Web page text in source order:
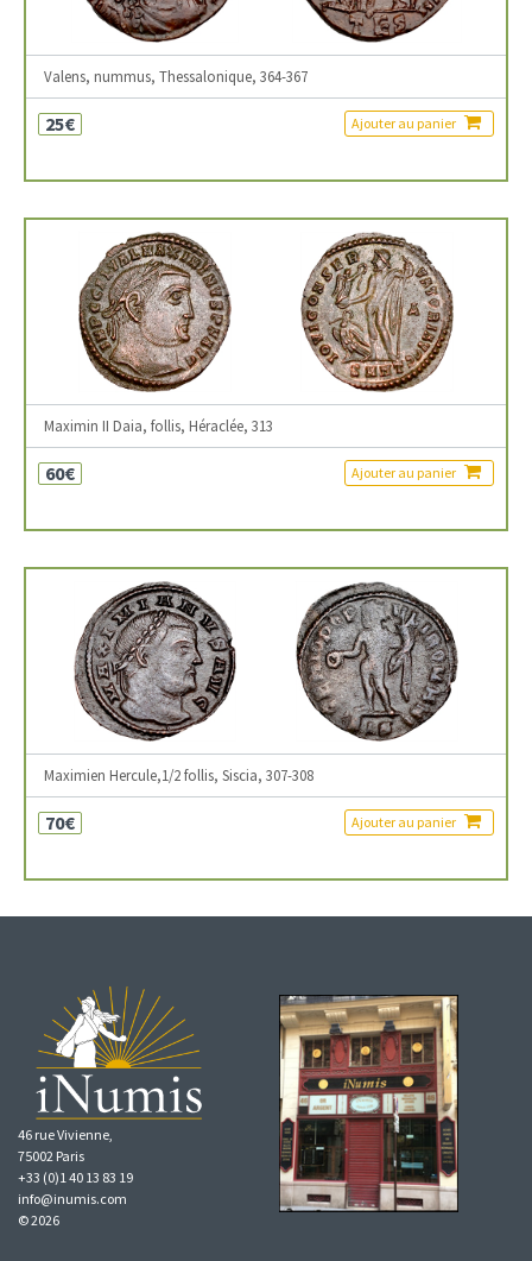
Valens, nummus, Thessalonique, 364-367
25€ Ajouter au panier
Maximin II Daia, follis, Héraclée, 313
60€ Ajouter au panier
Maximien Hercule,1/2 follis, Siscia, 307-308
70€ Ajouter au panier
46 rue Vivienne,
75002 Paris
+33 (0)1 40 13 83 19
info@inumis.com
© 2026